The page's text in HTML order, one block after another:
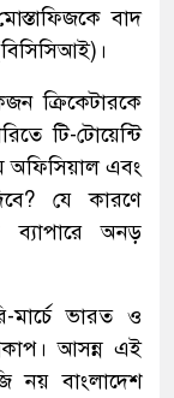
বাদ
ক্রিকেটারকে
টি-টোয়েন্টি
অফিসিয়াল এবং
যে কারণে
ব্যাপারে অনড়
মার্চে ভারত ও
আসন্ন এই
নয় বাংলাদেশ